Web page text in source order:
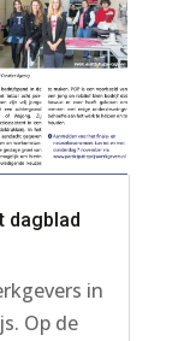
dagblad
in
Op de